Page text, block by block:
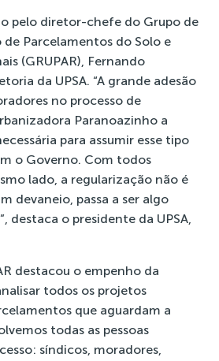
pelo diretor-chefe do Grupo de
de Parcelamentos do Solo e
(GRUPAR), Fernando
da UPSA. “A grande adesão
no processo de
Paranoazinho a
para assumir esse tipo
o Governo. Com todos
lado, a regularização não é
devaneio, passa a ser algo
destaca o presidente da UPSA,
destacou o empenho da
todos os projetos
que aguardam a
todas as pessoas
síndicos, moradores,